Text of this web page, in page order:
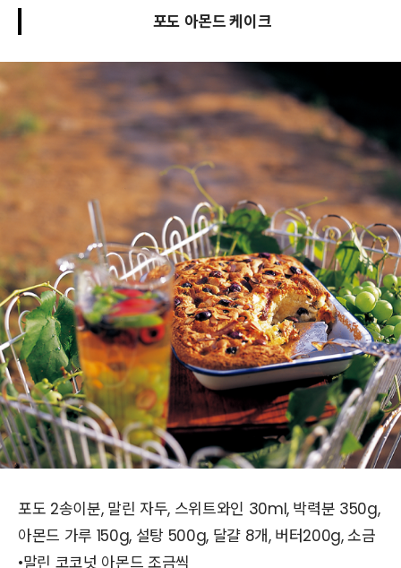
포도 아몬드 케이크
포도 2송이분, 말린 자두, 스위트와인 30ml, 박력분 350g,
아몬드 가루 150g, 설탕 500g, 달걀 8개, 버터200g, 소금
•말린 코코넛 아몬드 조금씩